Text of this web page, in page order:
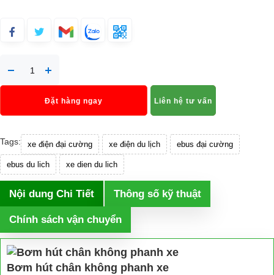
Đặt hàng ngay Liên hệ tư vấn
Tags: xe điện đại cường xe điện du lịch ebus đại cường
ebus du lich xe dien du lich
Nội dung Chi Tiết Thông số kỹ thuật
Chính sách vận chuyển
Bơm hút chân không phanh xe